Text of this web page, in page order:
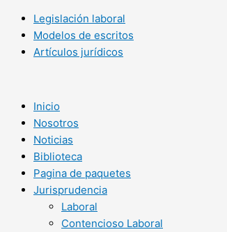
Legislación laboral
Modelos de escritos
Artículos jurídicos
Inicio
Nosotros
Noticias
Biblioteca
Pagina de paquetes
Jurisprudencia
Laboral
Contencioso Laboral